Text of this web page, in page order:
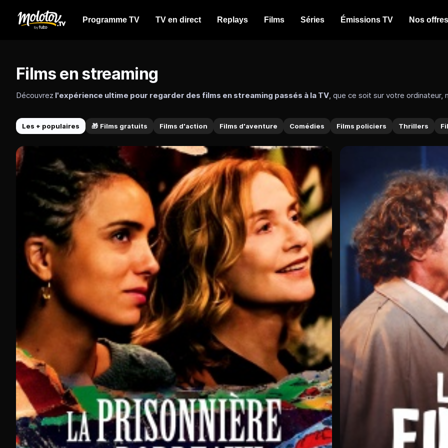
Programme TV TV en direct Replays Films Séries Émissions TV Nos offres
Les + populaires 🎁 Films gratuits Films d'action Films d'aventure Comédies Films policiers Thrillers
Films en streaming
Découvrez l'expérience ultime pour regarder des films en streaming passés à la TV, que ce soit sur votre
classiques intemporels, quels que soient vos goût en matière de cinéma.
Une large offre de films en streaming VF et VOSTFR en replay
Accédez à un vaste catalogue de films en streaming gratuit en version française
premium gratuitement et sans publicité, avec plus de 40 chaînes incluant :
TF1 Séries Films
France TV et Arte.
OCS
Les chaines Ciné+ du groupe Canal Plus
Des chaines de genre comme Ciné Western ou Ciné Nanar
Insomnia et Shadows pour les films d'horreur...
Et bien d'autres films en streaming passés à la TV sur les différentes chaines TNT ou bouquets Cinéma.
Des blockbusters aux œuvres d'auteur,notre sélection de films en streaming s'enrichit régulièrement de contenus
Notre catalogue inclut également des films accessible en replay pour tous les amateurs de cinéma visionnaire. Des
garantit une expérience de streaming complète et diversifiée :
avec de laTV en direct
replay TV
programme TV,
Que ce soit en version gratuite ou via l'un de nos bouquets premium, venez profiter de notre large offre de films en
Où regarder des films en streaming gratuitement ?
Molotov : TNT et chaînes gratuites en direct sans inscription
Notre plateforme centralise plus de 40 chaînes gratuites incluant les principales chaînes de la TNT française. Retrouvez vos
Découverte, directement depuis votre smartphone, tablette ou ordinateur.